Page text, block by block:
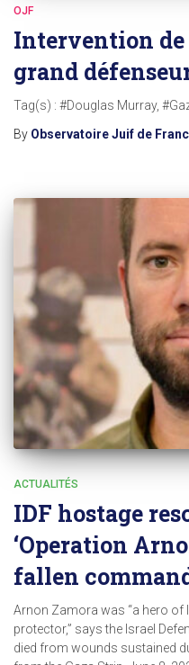
OJF
Intervention
grand
Tag(s) : #Douglas Murray,
By Observatoire Juif de
ACTUALITÉS
IDF hostage
‘Operation
fallen
Arnon Zamora was “a hero of
protector,” says the Israel
died from wounds sustained